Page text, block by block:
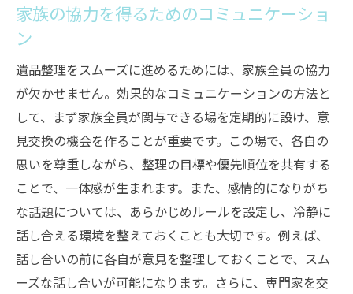
家族の協力を得るためのコミュニケーショ
ン
遺品整理をスムーズに進めるためには、家族全員の協力
が欠かせません。効果的なコミュニケーションの方法と
して、まず家族全員が関与できる場を定期的に設け、意
見交換の機会を作ることが重要です。この場で、各自の
思いを尊重しながら、整理の目標や優先順位を共有する
ことで、一体感が生まれます。また、感情的になりがち
な話題については、あらかじめルールを設定し、冷静に
話し合える環境を整えておくことも大切です。例えば、
話し合いの前に各自が意見を整理しておくことで、スム
ーズな話し合いが可能になります。さらに、専門家を交